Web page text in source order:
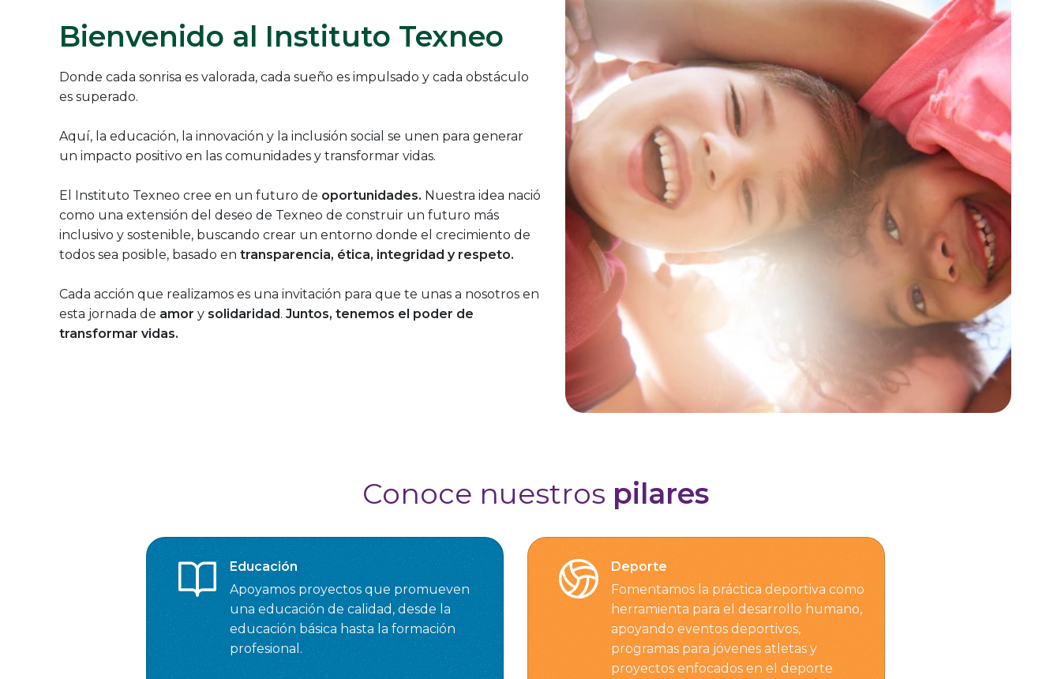
Bienvenido al Instituto Texneo
Donde cada sonrisa es valorada, cada sueño es impulsado y cada obstáculo
es superado.
Aquí, la educación, la innovación y la inclusión social se unen para generar
un impacto positivo en las comunidades y transformar vidas.
El Instituto Texneo cree en un futuro de oportunidades. Nuestra idea nació
como una extensión del deseo de Texneo de construir un futuro más
inclusivo y sostenible, buscando crear un entorno donde el crecimiento de
todos sea posible, basado en transparencia, ética, integridad y respeto.
Cada acción que realizamos es una invitación para que te unas a nosotros en
esta jornada de amor y solidaridad. Juntos, tenemos el poder de
transformar vidas.
Conoce nuestros pilares
Educación
Apoyamos proyectos que promueven
una educación de calidad, desde la
educación básica hasta la formación
profesional.
Deporte
Fomentamos la práctica deportiva como
herramienta para el desarrollo humano,
apoyando eventos deportivos,
programas para jóvenes atletas y
proyectos enfocados en el deporte